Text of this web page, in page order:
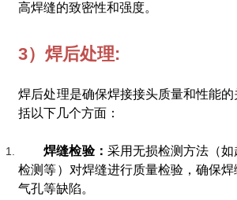
高焊缝的致密性和强度。
3）焊后处理:
焊后处理是确保焊接接头质量和性能
括以下几个方面：
焊缝检验： 采用无损检测方法（
检测等）对焊缝进行质量检验，确保
气孔等缺陷。